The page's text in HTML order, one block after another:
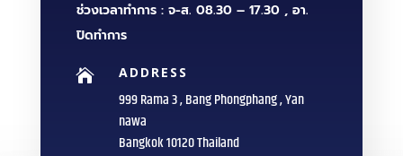
ช่วงเวลาทำการ : จ-ส. 08.30 – 17.30 , อา.
ปิดทำการ
 ADDRESS
999 Rama 3 , Bang Phongphang , Yan
nawa
Bangkok 10120 Thailand